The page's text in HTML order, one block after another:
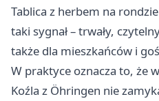
Tablica z herbem na
taki sygnał – trwały,
także dla mieszkańców i
W praktyce oznacza to, że
Koźla z Öhringen nie